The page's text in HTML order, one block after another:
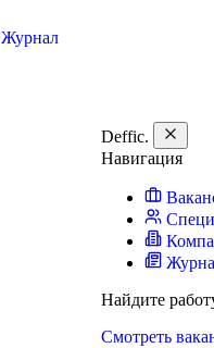
Журнал
Deffic.
Навигация
Найдите
Смотреть